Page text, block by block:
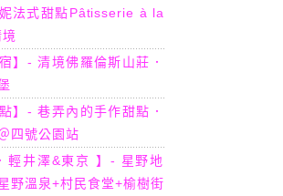
法式甜點Pâtisserie à la
】- 清境佛羅倫斯山莊．
】- 巷弄內的手作甜點．
四號公園站
輕井澤&東京 】- 星野地
野溫泉+村民食堂+榆樹街